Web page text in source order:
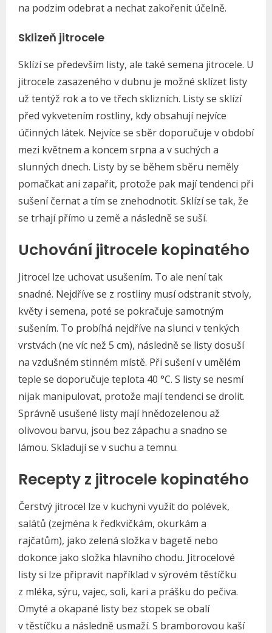
na podzim odebrat a nechat zakořenit účelně.
Sklizeň jitrocele
Sklízí se především listy, ale také semena jitrocele. U
jitrocele zasazeného v dubnu je možné sklízet listy
už tentýž rok a to ve třech sklizních. Listy se sklízí
před vykvetením rostliny, kdy obsahují nejvíce
účinných látek. Nejvíce se sběr doporučuje v období
mezi květnem a koncem srpna a v suchých a
slunných dnech. Listy by se během sběru neměly
pomačkat ani zapařit, protože pak mají tendenci při
sušení černat a tím se znehodnotit. Sklízí se tak, že
se trhají přímo u země a následně se suší.
Uchování jitrocele kopinatého
Jitrocel lze uchovat usušením. To ale není tak
snadné. Nejdříve se z rostliny musí odstranit stvoly,
květy i semena, poté se pokračuje samotným
sušením. To probíhá nejdříve na slunci v tenkých
vrstvách (ne víc než 5 cm), následně se listy dosuší
na vzdušném stinném místě. Při sušení v umělém
teple se doporučuje teplota 40 °C. S listy se nesmí
nijak manipulovat, protože mají tendenci se drolit.
Správně usušené listy mají hnědozelenou až
olivovou barvu, jsou bez zápachu a snadno se
lámou. Skladují se v suchu a temnu.
Recepty z jitrocele kopinatého
Čerstvý jitrocel lze v kuchyni využít do polévek,
salátů (zejména k ředkvičkám, okurkám a
rajčatům), jako zelená složka v bagetě nebo
dokonce jako složka hlavního chodu. Jitrocelové
listy si lze připravit například v sýrovém těstíčku
z mléka, sýru, vajec, soli, kari a prášku do pečiva.
Omyté a okapané listy bez stopek se obalí
v těstíčku a následně usmaží. S bramborovou kaší